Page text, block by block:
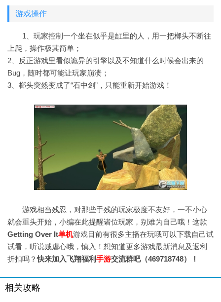
游戏操作
1、玩家控制一个坐在似乎是缸里的人，用一把榔头不断往
上爬，操作极其简单；
2、反正游戏里看似诡异的引擎以及不知道什么时候会出来的
Bug，随时都可能让玩家崩溃；
3、榔头突然变成了“石中剑”，只能重新开始游戏！
游戏相当残忍，对那些手残的玩家极度不友好，一不小心
就会重头开始，小编在此提醒诸位玩家，别难为自己哦！这款
Getting Over It单机游戏目前有很多主播在玩哦可以下载自己试
试看，听说贼虐心哦，慎入！想知道更多游戏最新消息及返利
折扣吗？快来加入飞翔福利手游交流群吧（469718748）！
相关攻略